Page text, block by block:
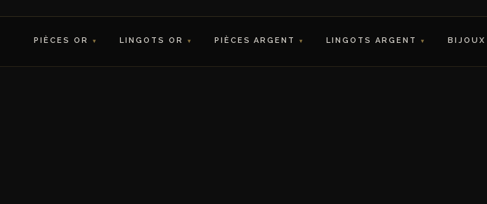
PIÈCES OR LINGOTS OR PIÈCES ARGENT LINGOTS ARGENT BIJOUX